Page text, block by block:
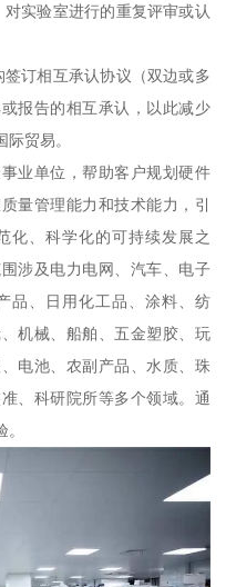
实验室进行的重复评审或认
订相互承认协议（双边或多
报告的相互承认，以此减少
贸易。
业单位，帮助客户规划硬件
量管理能力和技术能力，引
化、科学化的可持续发展之
涉及电力电网、汽车、电子
品、日用化工品、涂料、纺
机械、船舶、五金塑胶、玩
电池、农副产品、水质、珠
、科研院所等多个领域。通